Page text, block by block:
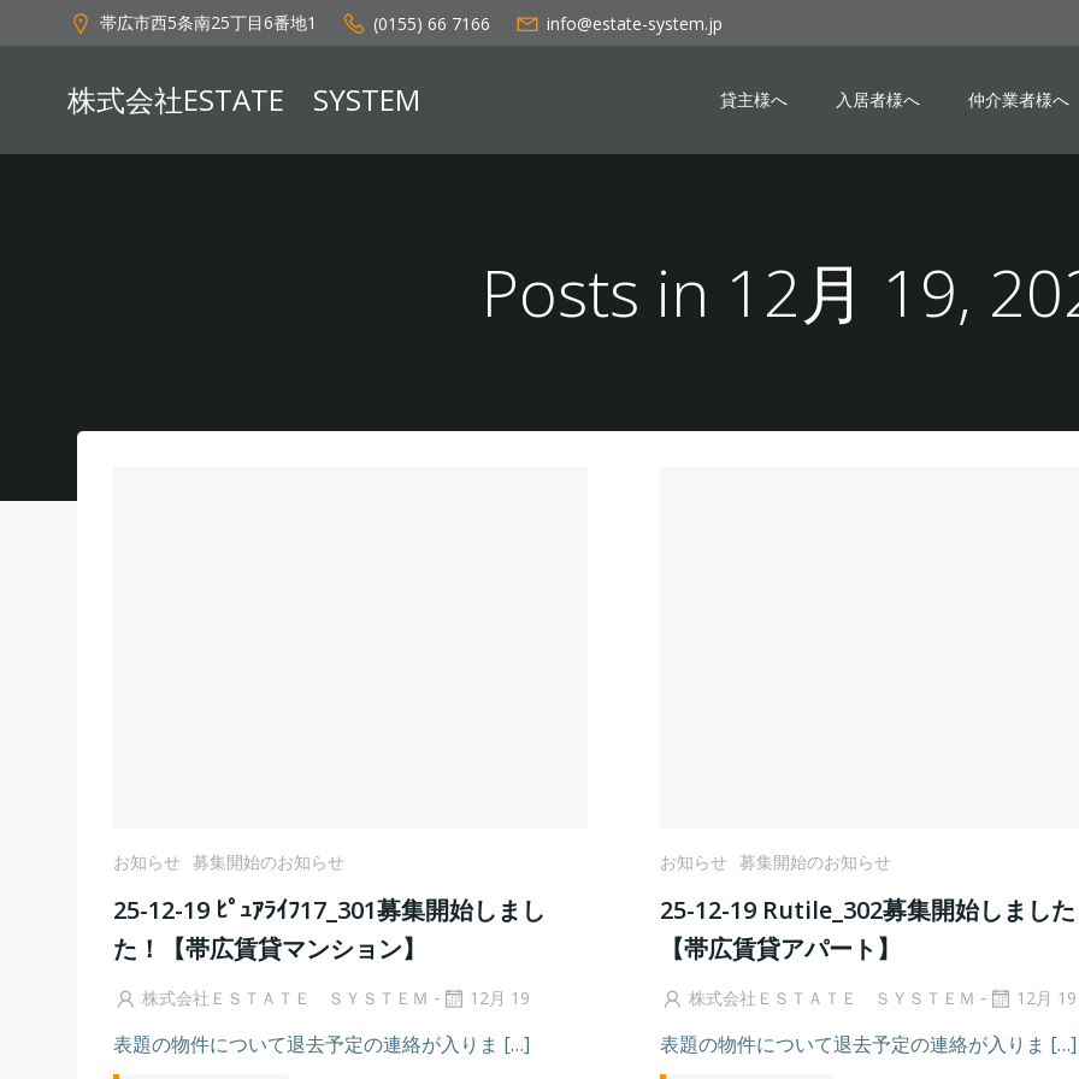
ン
へ
帯広市西5条南25丁目6番地1 (0155) 66 7166 info@estate-system.jp
株式会社ESTATE SYSTEM 貸主様へ 入居者様へ 仲介業者様へ
Posts in 12月 19,
お知らせ 募集開始のお知らせ
25-12-19 ﾋﾟｭｱﾗｲﾌ17_301募集開始しまし
た！【帯広賃貸マンション】
株式会社ＥＳＴＡＴＥ ＳＹＳＴＥＭ - 12月 19
表題の物件について退去予定の連絡が入りま […]
お知らせ 募集開始のお知らせ
25-12-19 Rutile_302募集開始しまし
【帯広賃貸アパート】
株式会社ＥＳＴＡＴＥ ＳＹＳＴＥＭ - 12月 19
表題の物件について退去予定の連絡が入りま […]